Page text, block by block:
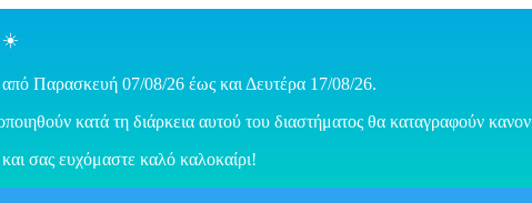
☀️
από Παρασκευή 07/08/26 έως και Δευτέρα 17/08/26.
κατά τη διάρκεια αυτού του διαστήματος θα καταγραφούν
σας ευχόμαστε καλό καλοκαίρι!